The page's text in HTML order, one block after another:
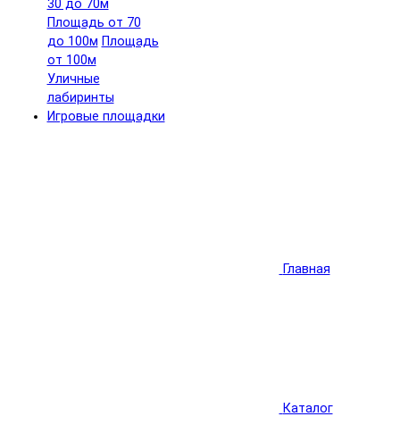
30 до 70м
Площадь от 70
до 100м Площадь
от 100м
Уличные
лабиринты
Игровые площадки
Главная
Каталог